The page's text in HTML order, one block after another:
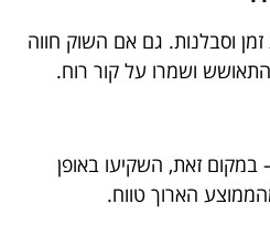
וסבלנות. גם אם השוק חווה
להתאושש ושמרו על קור רוח.
זאת, השקיעו באופן
הארוך טווח.